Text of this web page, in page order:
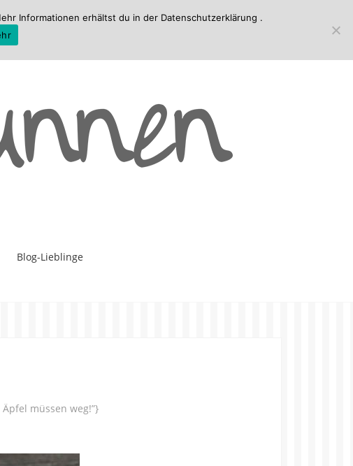
Blog-Lieblinge
müssen weg!”}
Informationen erhältst du in der Datenschutzerklärung .